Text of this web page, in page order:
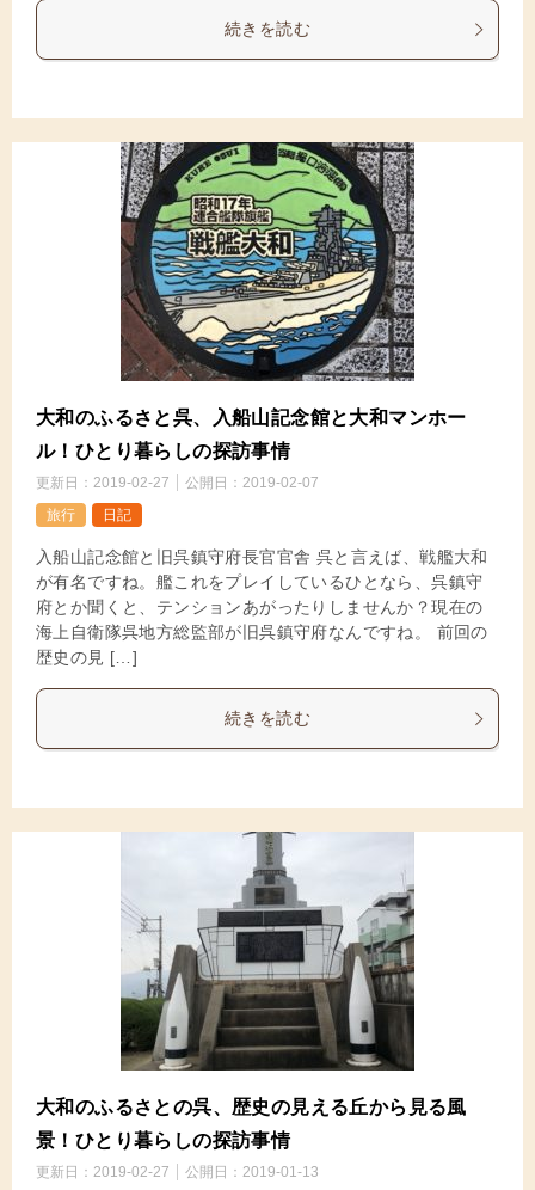
続きを読む
大和のふるさと呉、入船山記念館と大和マンホー
ル！ひとり暮らしの探訪事情
更新日： 2019-02-27 公開日： 2019-02-07
旅行
日記
入船山記念館と旧呉鎮守府長官官舎 呉と言えば、戦艦大和
が有名ですね。艦これをプレイしているひとなら、呉鎮守
府とか聞くと、テンションあがったりしませんか？現在の
海上自衛隊呉地方総監部が旧呉鎮守府なんですね。 前回の
歴史の見 […]
続きを読む
大和のふるさとの呉、歴史の見える丘から見る風
景！ひとり暮らしの探訪事情
更新日： 2019-02-27 公開日： 2019-01-13